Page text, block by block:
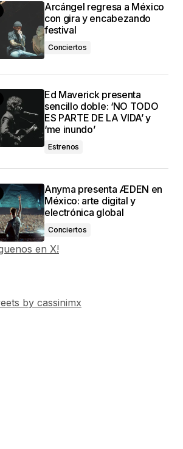
Arcángel regresa a México
con gira y encabezando
festival
Conciertos
Ed Maverick presenta
sencillo doble: ‘NO TODO
ES PARTE DE LA VIDA’ y
‘me inundo’
Estrenos
Anyma presenta ÆDEN en
México: arte digital y
electrónica global
Conciertos
en X!
by cassinimx